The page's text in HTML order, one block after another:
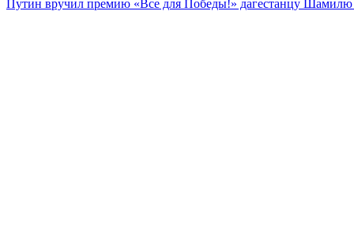
Путин вручил премию «Все для Победы!» дагестанцу Шамилю